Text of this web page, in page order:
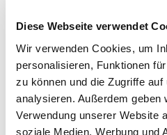
Diese Webseite verwendet
Wir verwenden Cookies, um
personalisieren, Funktionen
zu können und die Zugriffe
analysieren. Außerdem geben
Verwendung unserer Website
soziale Medien, Werbung und
Internist &
1989 Johann Carl
Klinischer Chemiker
1991 Georg